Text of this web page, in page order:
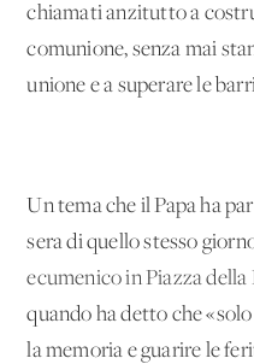
chiamati anzitutto a
comunione, senza mai
unione e a superare le
Un tema che il Papa ha
sera di quello stesso
ecumenico in Piazza della
quando ha detto che
la memoria e guarire le